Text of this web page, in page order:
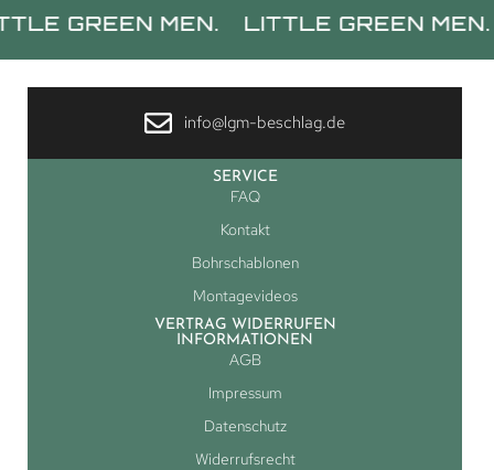
MEN. LITTLE GREEN MEN.
info@lgm-beschlag.de
SERVICE
FAQ
Kontakt
Bohrschablonen
Montagevideos
VERTRAG WIDERRUFEN
INFORMATIONEN
AGB
Impressum
Datenschutz
Widerrufsrecht